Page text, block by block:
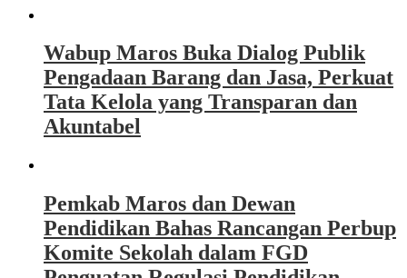
Wabup Maros Buka Dialog Publik
Pengadaan Barang dan Jasa, Perkuat
Tata Kelola yang Transparan dan
Akuntabel
Pemkab Maros dan Dewan
Pendidikan Bahas Rancangan Perbup
Komite Sekolah dalam FGD